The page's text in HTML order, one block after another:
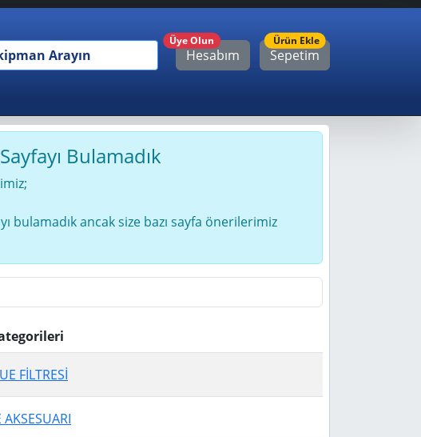
Hesabım
Üye Olun
Sepetim
Ürün EkleÜrün
Bulamadık
bulamadık ancak size bazı sayfa önerilerimiz
FİLTRESİ
AKSESUARI